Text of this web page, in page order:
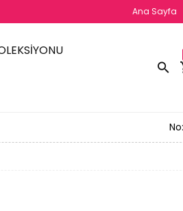
Ana Sayfa
No: